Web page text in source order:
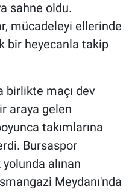
sahne oldu.
mücadeleyi ellerinde
bir heyecanla takip
birlikte maçı dev
araya gelen
takımlarına
Bursaspor
alınan
Meydanı'nda